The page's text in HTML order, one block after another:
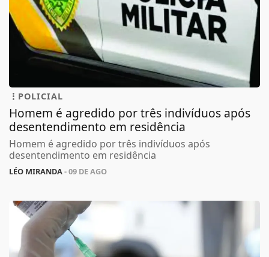
POLICIAL
Homem é agredido por três indivíduos após
desentendimento em residência
Homem é agredido por três indivíduos após
desentendimento em residência
LÉO MIRANDA- 09 DE AGO